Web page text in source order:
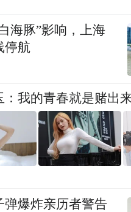
海豚”影响，上海
停航
：我的青春就是赌出
弹爆炸亲历者警告